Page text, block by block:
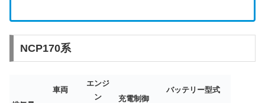
NCP170系
車両
エンジ
ン
充電制御
バッテリー型式